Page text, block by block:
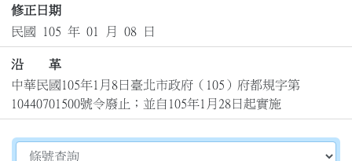
修正日期
民國 105 年 01 月 08 日
沿 革
中華民國105年1月8日臺北市政府（105）府都規字第
10440701500號令廢止；並自105年1月28日起實施
切換選擇法規資訊內容